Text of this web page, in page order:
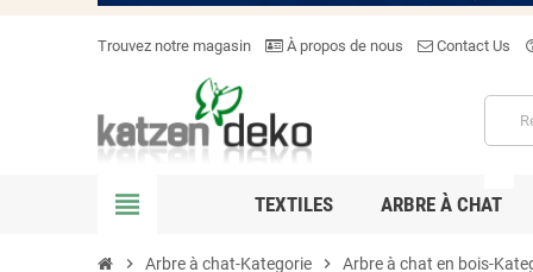
Trouvez notre magasin À propos de nous Contact Us
view_headline TEXTILES ARBRE À CHAT
chevron_right Arbre à chat-Kategorie chevron_right Arbre à chat en bois-